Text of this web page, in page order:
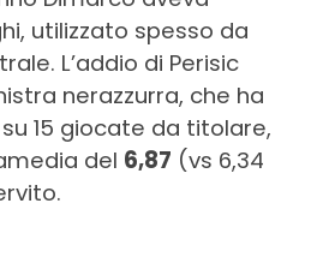
utilizzato spesso da
L’addio di Perisic
nerazzurra, che ha
15 giocate da titolare,
del 6,87 (vs 6,34